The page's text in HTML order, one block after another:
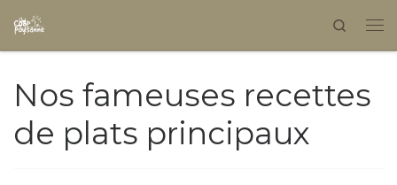
Skip to content Search
Nos fameuses recettes
de plats principaux